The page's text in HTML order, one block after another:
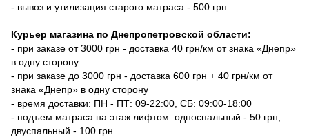
- вывоз и утилизация старого матраса - 500 грн.
Курьер магазина по Днепропетровской области:
- при заказе от 3000 грн - доставка 40 грн/км от знака «Днепр»
в одну сторону
- при заказе до 3000 грн - доставка 600 грн + 40 грн/км от
знака «Днепр» в одну сторону
- время доставки: ПН - ПТ: 09-22:00, СБ: 09:00-18:00
- подъем матраса на этаж лифтом: односпальный - 50 грн,
двуспальный - 100 грн.